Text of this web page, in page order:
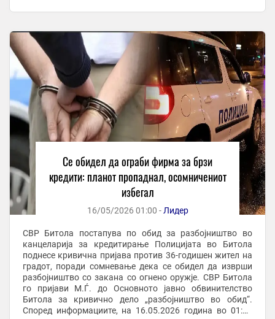
Се обидел да ограби фирма за брзи
кредити: планот пропаднал, осомничениот
избегал
16/05/2026 01:00 - Лидер
СВР Битола постапува по обид за разбојништво во
канцеларија за кредитирање Полицијата во Битола
поднесе кривична пријава против 36-годишен жител на
градот, поради сомневање дека се обидел да изврши
разбојништво со закана со огнено оружје. СВР Битола
го пријави М.Ѓ. до Основното јавно обвинителство
Битола за кривично дело „разбојништво во обид“.
Според информациите, на 16.05.2026 година во 01:00